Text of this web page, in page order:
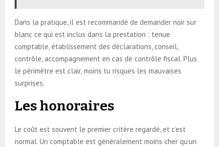
Dans la pratique, il est recommandé de demander noir sur
blanc ce qui est inclus dans la prestation : tenue
comptable, établissement des déclarations, conseil,
contrôle, accompagnement en cas de contrôle fiscal. Plus
le périmètre est clair, moins tu risques les mauvaises
surprises.
Les honoraires
Le coût est souvent le premier critère regardé, et c’est
normal. Un comptable est généralement moins cher qu’un